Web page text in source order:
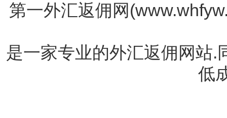
第一外汇返佣网
是一家专业的外汇返佣网站.
低